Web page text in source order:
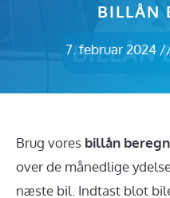
BILLÅN
7. februar 2024
Brug vores billån
over de månedlige
næste bil. Indtast blot